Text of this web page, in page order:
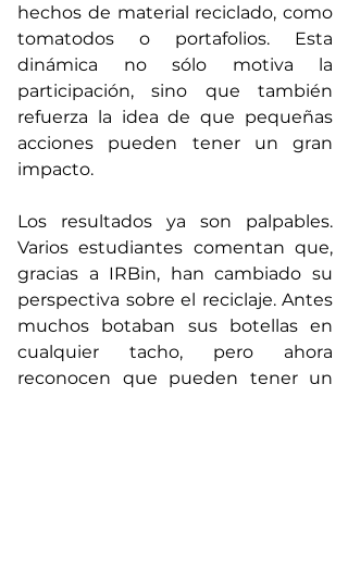
hechos de material reciclado, como
tomatodos o portafolios. Esta
dinámica no sólo motiva la
participación, sino que también
refuerza la idea de que pequeñas
acciones pueden tener un gran
impacto.
Los resultados ya son palpables.
Varios estudiantes comentan que,
gracias a IRBin, han cambiado su
perspectiva sobre el reciclaje. Antes
muchos botaban sus botellas en
cualquier tacho, pero ahora
reconocen que pueden tener un